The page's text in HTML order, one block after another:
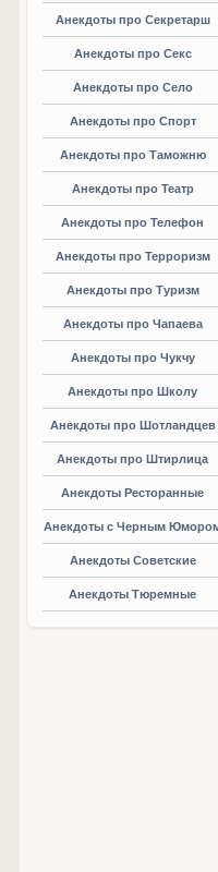
Анекдоты про Секретарш
Анекдоты про Секс
Анекдоты про Село
Анекдоты про Спорт
Анекдоты про Таможню
Анекдоты про Театр
Анекдоты про Телефон
Анекдоты про Терроризм
Анекдоты про Туризм
Анекдоты про Чапаева
Анекдоты про Чукчу
Анекдоты про Школу
Анекдоты про Шотландцев
Анекдоты про Штирлица
Анекдоты Ресторанные
Анекдоты с Черным
Анекдоты Советские
Анекдоты Тюремные